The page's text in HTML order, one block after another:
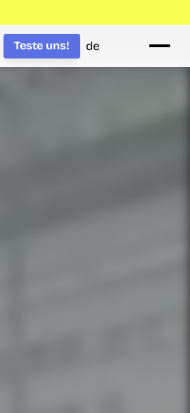
de
Teste uns!